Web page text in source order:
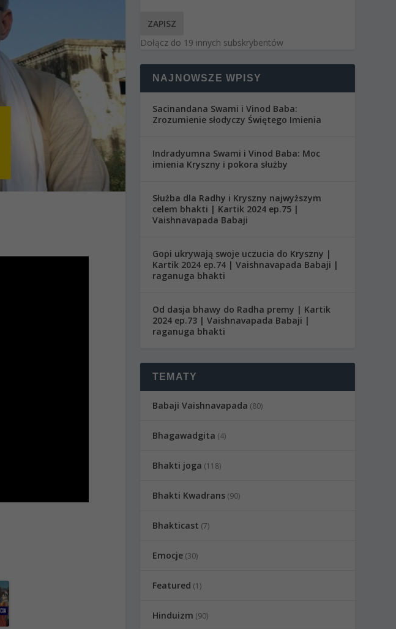
ZAPISZ
Dołącz do 19 innych subskrybentów
NAJNOWSZE WPISY
Sacinandana Swami i Vinod Baba:
Zrozumienie słodyczy Świętego Imienia
Indradyumna Swami i Vinod Baba: Moc
imienia Kryszny i pokora służby
Służba dla Radhy i Kryszny najwyższym
celem bhakti | Kartik 2024 ep.75 |
Vaishnavapada Babaji
Gopi ukrywają swoje uczucia do Kryszny |
Kartik 2024 ep.74 | Vaishnavapada Babaji |
raganuga bhakti
Od dasja bhawy do Radha premy | Kartik
2024 ep.73 | Vaishnavapada Babaji |
raganuga bhakti
TEMATY
Babaji Vaishnavapada (80)
Bhagawadgita (4)
Bhakti joga (118)
Bhakti Kwadrans(90)
Bhakticast (7)
Emocje(30)
Featured (1)
Hinduizm (90)